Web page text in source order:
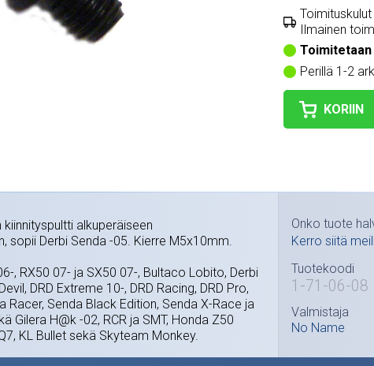
Ilmainen
Toimitetaan
Perillä 1-2
KORIIN
alkuperäiseen
sopii Derbi Senda -05. Kierre M5x10mm.
, RX50 07- ja SX50 07-, Bultaco Lobito, Derbi
DRD Extreme 10-, DRD Racing, DRD Pro,
Racer, Senda Black Edition, Senda X-Race ja
Gilera H@k -02, RCR ja SMT, Honda Z50
KL Bullet sekä Skyteam Monkey.
Onko tuote
Kerro siitä
Tuotekoodi
1-71-06-08
Valmistaja
No Name